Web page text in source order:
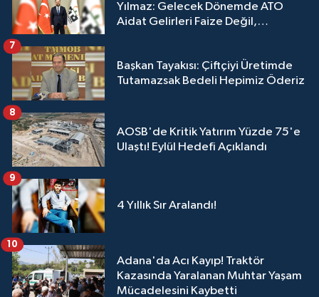
Yılmaz: Gelecek Dönemde ATO
Aidat Gelirleri Faize Değil,
Başkan Tayakısı: Çiftçiyi Üretimde
Tutamazsak Bedeli Hepimiz Öderiz
7
AOSB'de Kritik Yatırım Yüzde 75'e
Ulaştı! Eylül Hedefi Açıklandı
8
4 Yıllık Sır Aralandı!
9
Adana'da Acı Kayıp! Traktör
Kazasında Yaralanan Muhtar Yaşam
Mücadelesini Kaybetti
10